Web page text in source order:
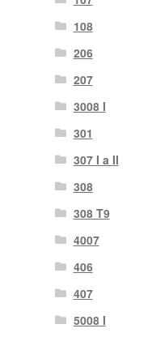
108
206
207
3008 I
301
307 I a II
308
308 T9
4007
406
407
5008 I